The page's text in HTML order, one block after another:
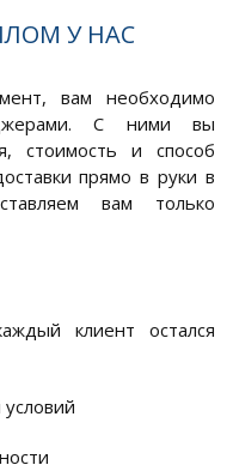
У НАС
вам необходимо
С ними вы
стоимость и способ
прямо в руки в
вам только
клиент остался